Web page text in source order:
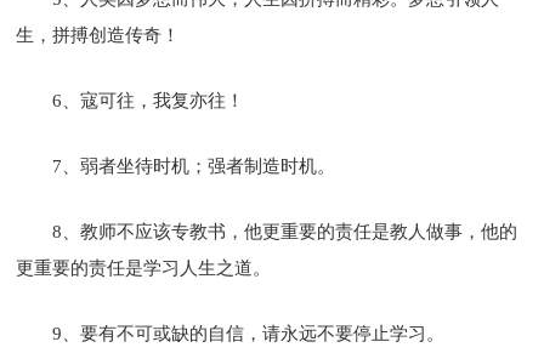
生，拼搏创造传奇！
6、寇可往，我复亦往！
7、弱者坐待时机；强者制造时机。
8、教师不应该专教书，他更重要的责任是教人做事，他的
更重要的责任是学习人生之道。
9、要有不可或缺的自信，请永远不要停止学习。